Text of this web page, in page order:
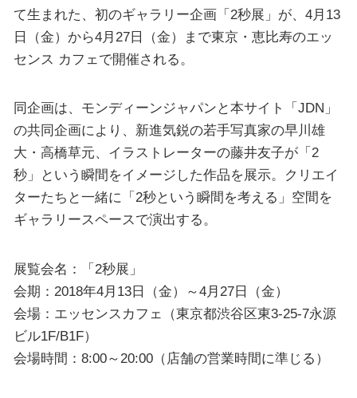
て生まれた、初のギャラリー企画「2秒展」が、4月13
日（金）から4月27日（金）まで東京・恵比寿のエッ
センス カフェで開催される。
同企画は、モンディーンジャパンと本サイト「JDN」
の共同企画により、新進気鋭の若手写真家の早川雄
大・高橋草元、イラストレーターの藤井友子が「2
秒」という瞬間をイメージした作品を展示。クリエイ
ターたちと一緒に「2秒という瞬間を考える」空間を
ギャラリースペースで演出する。
展覧会名：「2秒展」
会期：2018年4月13日（金）～4月27日（金）
会場：エッセンスカフェ（東京都渋谷区東3‐25‐7永源
ビル1F/B1F）
会場時間：8:00～20:00（店舗の営業時間に準じる）